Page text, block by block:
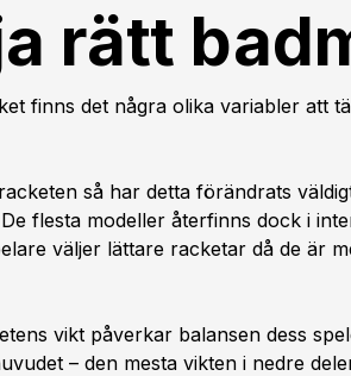
rätt
finns det några olika variabler att
så har detta förändrats
flesta modeller återfinns dock i
väljer lättare racketar då de är
vikt påverkar balansen dess
– den mesta vikten i nedre